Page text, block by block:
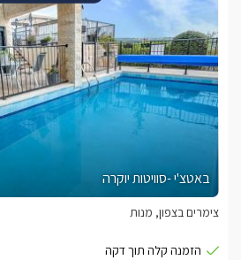
באטצ'י -סוויטות יוקרה
צימרים בצפון, מנות